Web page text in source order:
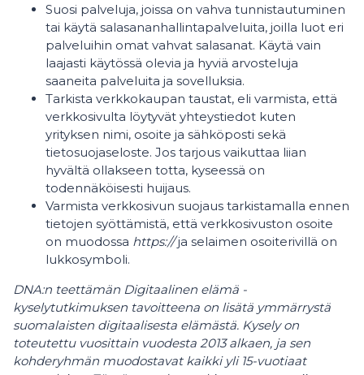
Suosi palveluja, joissa on vahva tunnistautuminen
tai käytä salasananhallintapalveluita, joilla luot eri
palveluihin omat vahvat salasanat. Käytä vain
laajasti käytössä olevia ja hyviä arvosteluja
saaneita palveluita ja sovelluksia.
Tarkista verkkokaupan taustat, eli varmista, että
verkkosivulta löytyvät yhteystiedot kuten
yrityksen nimi, osoite ja sähköposti sekä
tietosuojaseloste. Jos tarjous vaikuttaa liian
hyvältä ollakseen totta, kyseessä on
todennäköisesti huijaus.
Varmista verkkosivun suojaus tarkistamalla ennen
tietojen syöttämistä, että verkkosivuston osoite
on muodossa https://ja selaimen osoiterivillä on
lukkosymboli.
DNA:n teettämän Digitaalinen elämä -
kyselytutkimuksen tavoitteena on lisätä ymmärrystä
suomalaisten digitaalisesta elämästä. Kysely on
toteutettu vuosittain vuodesta 2013 alkaen, ja sen
kohderyhmän muodostavat kaikki yli 15-vuotiaat